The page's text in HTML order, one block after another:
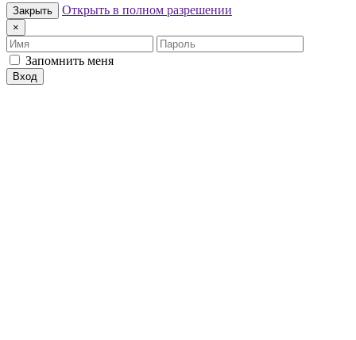
Закрыть Открыть в полном разрешении
×
Имя
Пароль
Запомнить меня
Вход